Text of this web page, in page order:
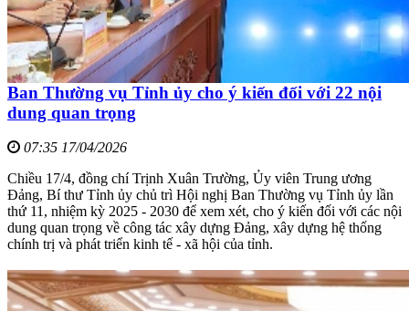
Ban Thường vụ Tỉnh ủy cho ý kiến đối với 22 nội
dung quan trọng
07:35 17/04/2026
Chiều 17/4, đồng chí Trịnh Xuân Trường, Ủy viên Trung ương
Đảng, Bí thư Tỉnh ủy chủ trì Hội nghị Ban Thường vụ Tỉnh ủy lần
thứ 11, nhiệm kỳ 2025 - 2030 để xem xét, cho ý kiến đối với các nội
dung quan trọng về công tác xây dựng Đảng, xây dựng hệ thống
chính trị và phát triển kinh tế - xã hội của tỉnh.